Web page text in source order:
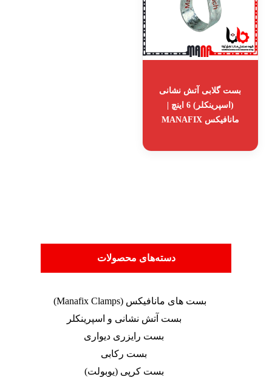
بست گلابی آتش نشانی
(اسپرینکلر) 6 اینچ |
مانافیکس MANAFIX
دسته‌های محصولات
بست های مانافیکس (Manafix Clamps)
بست آتش نشانی و اسپرینکلر
بست رایزری دیواری
بست رکابی
بست کرپی (یوبولت)